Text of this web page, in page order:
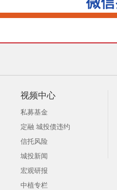
视频中心
私募基金
定融 城投债违约
信托风险
城投新闻
宏观研报
中植专栏